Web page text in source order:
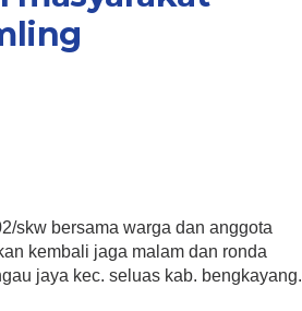
skw bersama warga dan anggota
kembali jaga malam dan ronda
jaya kec. seluas kab. bengkayang.